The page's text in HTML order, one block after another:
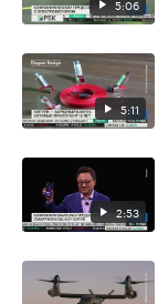
5:06
5:11
2:53